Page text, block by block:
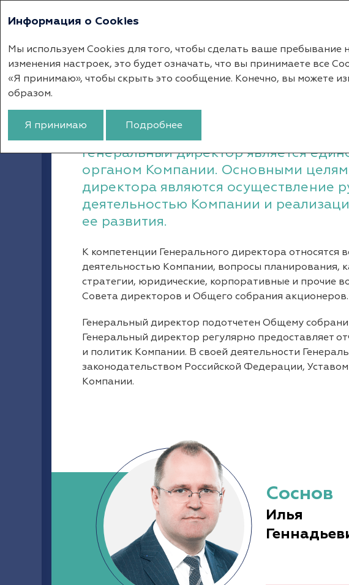
Корпоративное управление Генеральный
Генеральный директор
Генеральный директор является
органом Компании. Основными
директора являются осуществление
деятельностью Компании и
ее развития.
К компетенции Генерального директора относятся
деятельностью Компании, вопросы планирования,
стратегии, юридические, корпоративные и прочие
Совета директоров и Общего собрания акционеров.
Генеральный директор подотчетен Общему
Генеральный директор регулярно предоставляет
и политик Компании. В своей деятельности
законодательством Российской Федерации,
Компании.
Соснов
Илья
Информация о Cookies
Мы используем Cookies для того, чтобы сделать ваше
изменения настроек, это будет означать, что вы принимаете все
«Я принимаю», чтобы скрыть это сообщение. Конечно, вы можете
образом.
Я принимаю Подробнее